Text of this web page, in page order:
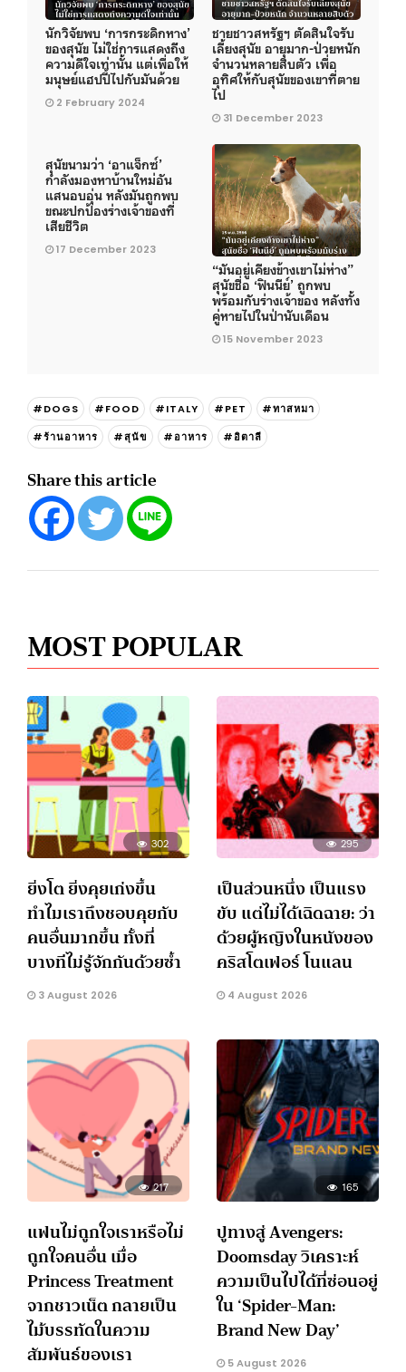
นักวิจัยพบ ‘การกระดิกหาง’
ของสุนัข ไม่ใช่การแสดงถึง
ความดีใจเท่านั้น แต่เพื่อให้
มนุษย์แฮปปี้ไปกับมันด้วย
2 February 2024
ชายชาวสหรัฐฯ ตัดสินใจรับ
เลี้ยงสุนัข อายุมาก-ป่วยหนัก
จำนวนหลายสิบตัว เพื่อ
อุทิศให้กับสุนัขของเขาที่ตาย
ไป
31 December 2023
สุนัขนามว่า ‘อาแจ็กซ์’
กำลังมองหาบ้านใหม่อัน
แสนอบอุ่น หลังมันถูกพบ
ขณะปกป้องร่างเจ้าของที่
เสียชีวิต
17 December 2023
“มันอยู่เคียงข้างเขาไม่ห่าง”
สุนัขชื่อ ‘ฟินนีย์’ ถูกพบ
พร้อมกับร่างเจ้าของ หลังทั้ง
คู่หายไปในป่านับเดือน
15 November 2023
#DOGS #FOOD #ITALY #PET
#ทาสหมา
#ร้านอาหาร
#สุนัข #อาหาร #อิตาลี
Share this article
MOST POPULAR
302
ยิ่งโต ยิ่งคุยเก่งขึ้น
ทำไมเราถึงชอบคุยกับ
คนอื่นมากขึ้น ทั้งที่
บางทีไม่รู้จักกันด้วยซ้ำ
3 August 2026
295
เป็นส่วนหนึ่ง เป็นแรง
ขับ แต่ไม่ได้เฉิดฉาย: ว่า
ด้วยผู้หญิงในหนังของ
คริสโตเฟอร์ โนแลน
4 August 2026
217
แฟนไม่ถูกใจเราหรือไม่
ถูกใจคนอื่น เมื่อ
Princess Treatment
จากชาวเน็ต กลายเป็น
ไม้บรรทัดในความ
สัมพันธ์ของเรา
165
ปูทางสู่ Avengers:
Doomsday วิเคราะห์
ความเป็นไปได้ที่ซ่อนอยู่
ใน ‘Spider-Man:
Brand New Day’
5 August 2026